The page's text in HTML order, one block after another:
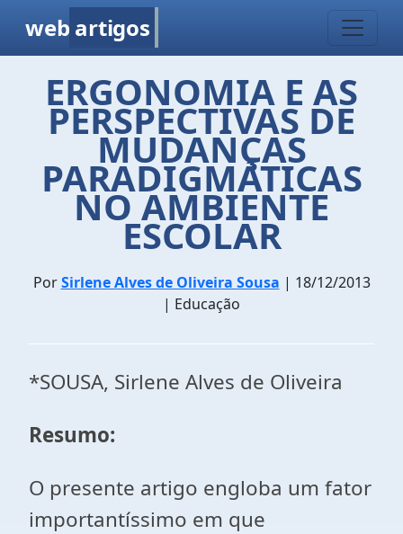
web artigos
ERGONOMIA E AS
PERSPECTIVAS DE
MUDANÇAS
PARADIGMÁTICAS
NO AMBIENTE
ESCOLAR
PorSirlene Alves de Oliveira Sousa | 18/12/2013
| Educação
*SOUSA, Sirlene Alves de Oliveira
Resumo:
O presente artigo engloba um fator
importantíssimo em que